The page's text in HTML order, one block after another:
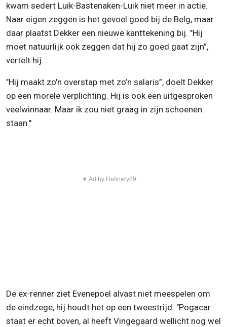
kwam sedert Luik-Bastenaken-Luik niet meer in actie.
Naar eigen zeggen is het gevoel goed bij de Belg, maar
daar plaatst Dekker een nieuwe kanttekening bij. "Hij
moet natuurlijk ook zeggen dat hij zo goed gaat zijn”,
vertelt hij.
"Hij maakt zo'n overstap met zo’n salaris”, doelt Dekker
op een morele verplichting. Hij is ook een uitgesproken
veelwinnaar. Maar ik zou niet graag in zijn schoenen
staan."
▼ Ad by Refinery89
De ex-renner ziet Evenepoel alvast niet meespelen om
de eindzege, hij houdt het op een tweestrijd. "Pogacar
staat er echt boven, al heeft Vingegaard wellicht nog wel